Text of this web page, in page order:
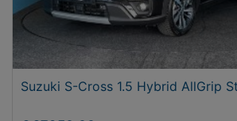
Suzuki S-Cross 1.5 Hybrid AllGrip